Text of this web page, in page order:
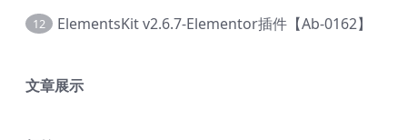
12 ElementsKit v2.6.7-Elementor插件【Ab-0162】
文章展示